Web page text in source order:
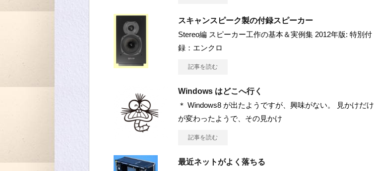
スキャンスピーク製の付録スピーカー
Stereo編 スピーカー工作の基本＆実例集 2012年版: 特別付
録：エンクロ
記事を読む
Windows はどこへ行く
＊ Windows8 が出たようですが、興味がない。 見かけだけ
が変わったようで、その見かけ
記事を読む
最近ネットがよく落ちる